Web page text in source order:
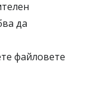
да
файловете